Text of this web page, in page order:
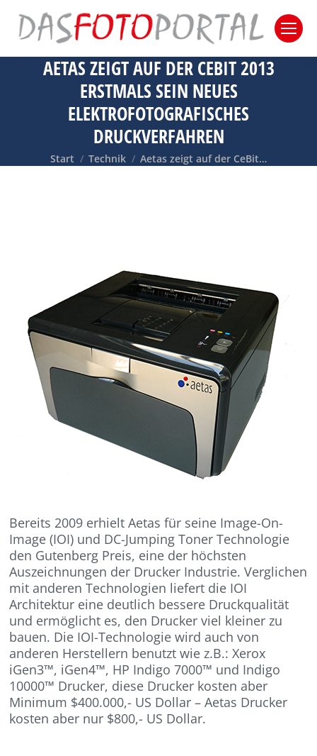
AETAS ZEIGT AUF DER CEBIT 2013
ERSTMALS SEIN NEUES
ELEKTROFOTOGRAFISCHES
DRUCKVERFAHREN
Sie befinden sich hier:
Start Technik Aetas zeigt auf der CeBit…
Bereits 2009 erhielt Aetas für seine Image-On-
Image (IOI) und DC-Jumping Toner Technologie
den Gutenberg Preis, eine der höchsten
Auszeichnungen der Drucker Industrie. Verglichen
mit anderen Technologien liefert die IOI
Architektur eine deutlich bessere Druckqualität
und ermöglicht es, den Drucker viel kleiner zu
bauen. Die IOI-Technologie wird auch von
anderen Herstellern benutzt wie z.B.: Xerox
iGen3™, iGen4™, HP Indigo 7000™ und Indigo
10000™ Drucker, diese Drucker kosten aber
Minimum $400.000,- US Dollar – Aetas Drucker
kosten aber nur $800,- US Dollar.